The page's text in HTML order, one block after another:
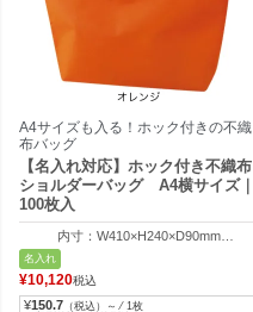
A4サイズも入る！ホック付きの不織
布バッグ
【名入れ対応】ホック付き不織布
ショルダーバッグ A4横サイズ｜
100枚入
内寸：W410×H240×D90mm
外寸：W320×H240×D90mm
名入れ
¥10,120税込
¥150.7 （税込）～ ⁄ 1枚